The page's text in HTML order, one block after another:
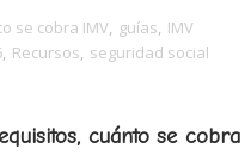
se cobra IMV, guías, IMV
, Recursos, seguridad social
cuánto se cobra